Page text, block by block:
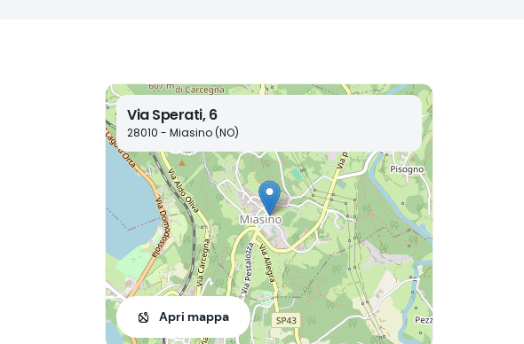
Via Sperati, 6
28010 - Miasino (NO)
Apri mappa